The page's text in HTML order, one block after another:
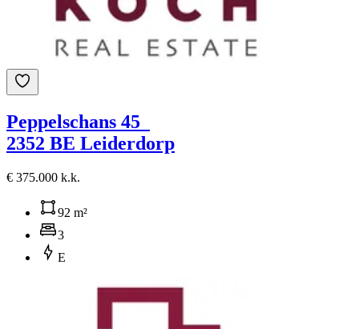
Peppelschans 45
2352 BE Leiderdorp
€ 375.000 k.k.
92 m²
3
E